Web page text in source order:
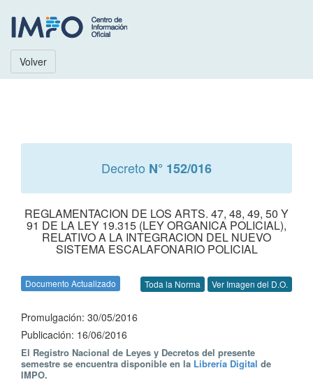
Volver
Decreto N° 152/016
REGLAMENTACION DE LOS ARTS. 47, 48, 49, 50 Y
91 DE LA LEY 19.315 (LEY ORGANICA POLICIAL),
RELATIVO A LA INTEGRACION DEL NUEVO
SISTEMA ESCALAFONARIO POLICIAL
Documento Actualizado Toda la Norma Ver Imagen del D.O.
Promulgación: 30/05/2016
Publicación: 16/06/2016
El Registro Nacional de Leyes y Decretos del presente
semestre se encuentra disponible en la Librería Digital de
IMPO.